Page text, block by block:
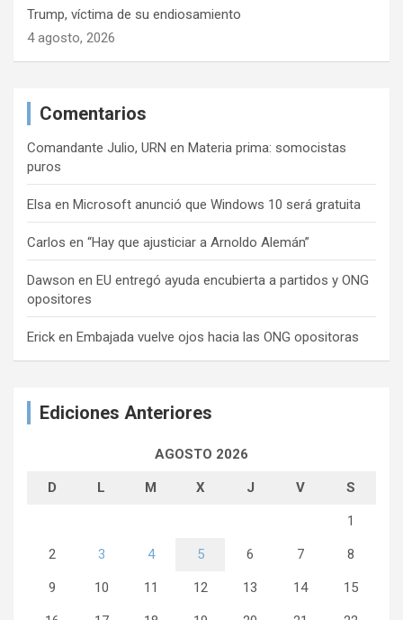
Trump, víctima de su endiosamiento
4 agosto, 2026
Comentarios
Comandante Julio, URN en Materia prima: somocistas
puros
Elsa en Microsoft anunció que Windows 10 será gratuita
Carlos en “Hay que ajusticiar a Arnoldo Alemán”
Dawson en EU entregó ayuda encubierta a partidos y ONG
opositores
Erick en Embajada vuelve ojos hacia las ONG opositoras
Ediciones Anteriores
AGOSTO 2026
D L M X J V S
1
2 3 4 5 6 7 8
9 10 11 12 13 14 15